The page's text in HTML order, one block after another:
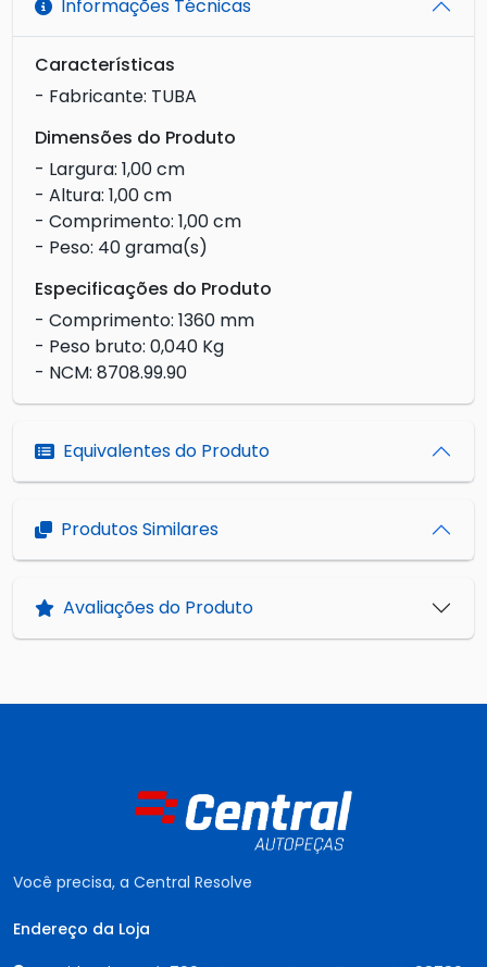
Informações Técnicas
Características
- Fabricante: TUBA
Dimensões do Produto
- Largura: 1,00 cm
- Altura: 1,00 cm
- Comprimento: 1,00 cm
- Peso: 40 grama(s)
Especificações do Produto
- Comprimento: 1360 mm
- Peso bruto: 0,040 Kg
- NCM: 8708.99.90
Equivalentes do Produto
Produtos Similares
Avaliações do Produto
Você precisa, a Central Resolve
Endereço da Loja